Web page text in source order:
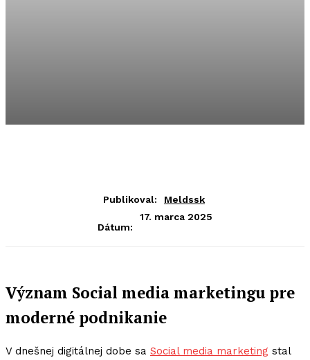
Publikoval: Meldssk
Dátum:
17. marca 2025
Význam Social media marketingu pre
moderné podnikanie
V dnešnej digitálnej dobe sa Social media marketing stal